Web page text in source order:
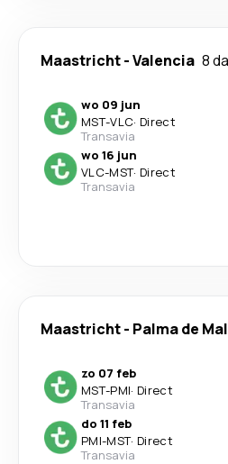
Maastricht-Valencia 8
wo 09 jun
MST-VLC· Direct
Transavia
wo 16 jun
VLC-MST· Direct
Transavia
Maastricht- Palma de
zo 07 feb
MST-PMI· Direct
Transavia
do 11 feb
PMI-MST· Direct
Transavia